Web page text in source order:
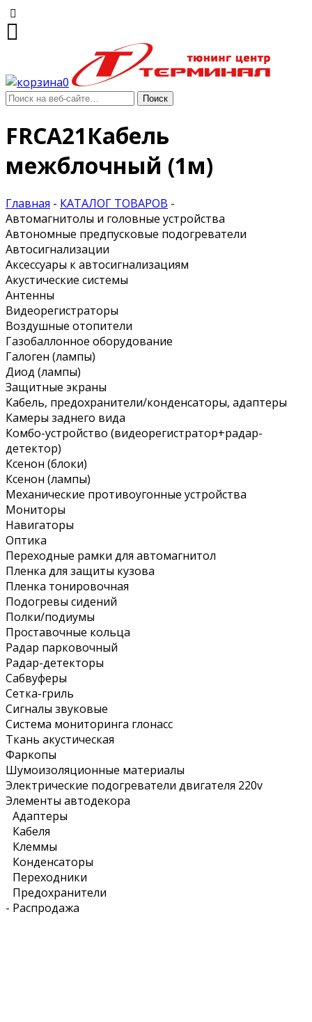
0
FRCA21Кабель
межблочный (1м)
Главная - КАТАЛОГ ТОВАРОВ -
Автомагнитолы и головные устройства
Автономные предпусковые подогреватели
Автосигнализации
Аксессуары к автосигнализациям
Акустические системы
Антенны
Видеорегистраторы
Воздушные отопители
Газобаллонное оборудование
Галоген (лампы)
Диод (лампы)
Защитные экраны
Кабель, предохранители/конденсаторы, адаптеры
Камеры заднего вида
Комбо-устройство (видеорегистратор+радар-
детектор)
Ксенон (блоки)
Ксенон (лампы)
Механические противоугонные устройства
Мониторы
Навигаторы
Оптика
Переходные рамки для автомагнитол
Пленка для защиты кузова
Пленка тонировочная
Подогревы сидений
Полки/подиумы
Проставочные кольца
Радар парковочный
Радар-детекторы
Сабвуферы
Сетка-гриль
Сигналы звуковые
Система мониторинга глонасс
Ткань акустическая
Фаркопы
Шумоизоляционные материалы
Электрические подогреватели двигателя 220v
Элементы автодекора
-
Адаптеры
Кабеля
Клеммы
Конденсаторы
Переходники
Предохранители
Распродажа